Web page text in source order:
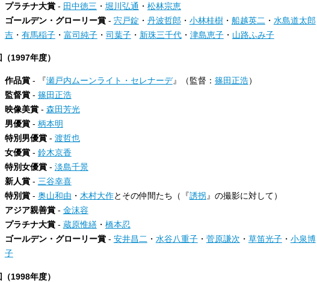
プラチナ大賞- 田中徳三 ・ 堀川弘通 ・ 松林宗恵
ゴールデン・グローリー賞- 宍戸錠 ・ 丹波哲郎 ・ 小林桂樹・ 船越英二 ・ 水島道太郎
吉・ 有馬稲子・ 富司純子・ 司葉子・ 新珠三千代・ 津島恵子・ 山路ふみ子
1997年度）
作品賞- 『瀬戸内ムーンライト・セレナーデ』（監督： 篠田正浩）
監督賞- 篠田正浩
映像美賞- 森田芳光
男優賞- 柄本明
特別男優賞- 渡哲也
女優賞- 鈴木京香
特別女優賞- 淡島千景
新人賞- 三谷幸喜
特別賞- 奥山和由 ・ 木村大作とその仲間たち（『誘拐』の撮影に対して）
アジア親善賞- 金沫容
プラチナ大賞- 蔵原惟繕・ 橋本忍
ゴールデン・グローリー賞- 安井昌二・ 水谷八重子・ 菅原謙次 ・ 草笛光子・ 小泉博
子
1998年度）